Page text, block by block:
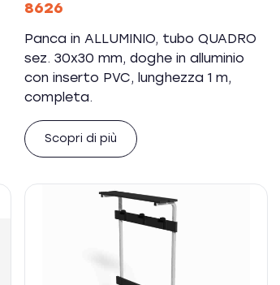
8626
Panca in ALLUMINIO, tubo QUADRO
sez. 30x30 mm, doghe in alluminio
con inserto PVC, lunghezza 1 m,
completa.
Scopri di più